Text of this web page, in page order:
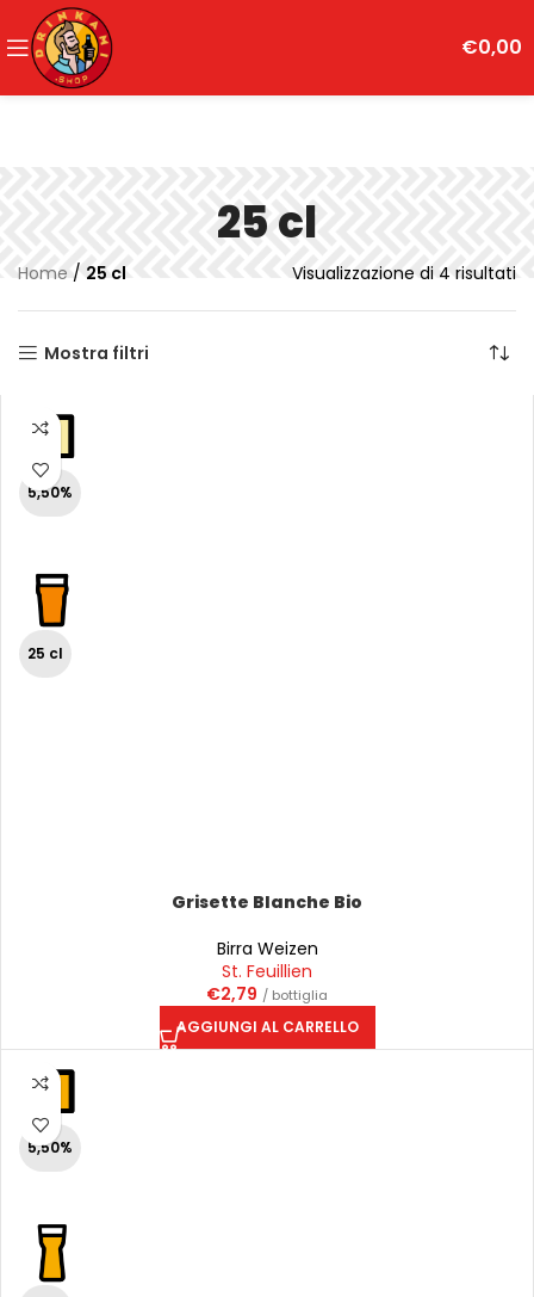
€0,00
25 cl
Home / 25 cl Visualizzazione di 4 risultati
Mostra filtri
5,50%
25 cl
Grisette Blanche Bio
Birra Weizen
St. Feuillien
€2,79 / bottiglia
AGGIUNGI AL CARRELLO
5,50%